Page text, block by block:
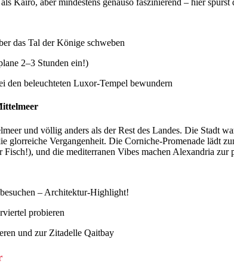
Kairo, aber mindestens genauso faszinierend – hier
das Tal der Könige schweben
2–3 Stunden ein!)
den beleuchteten Luxor-Tempel bewundern
und völlig anders als der Rest des Landes. Die Stadt
glorreiche Vergangenheit. Die Corniche-Promenade lädt
Fisch!), und die mediterranen Vibes machen Alexandria
– Architektur-Highlight!
probieren
und zur Zitadelle Qaitbay